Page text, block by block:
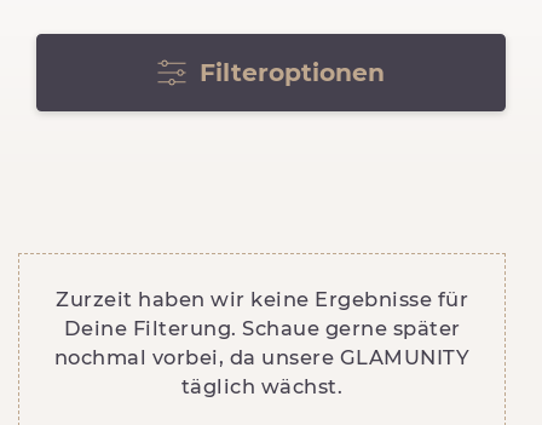
Filteroptionen
Zurzeit haben wir keine Ergebnisse für
Deine Filterung. Schaue gerne später
nochmal vorbei, da unsere GLAMUNITY
täglich wächst.